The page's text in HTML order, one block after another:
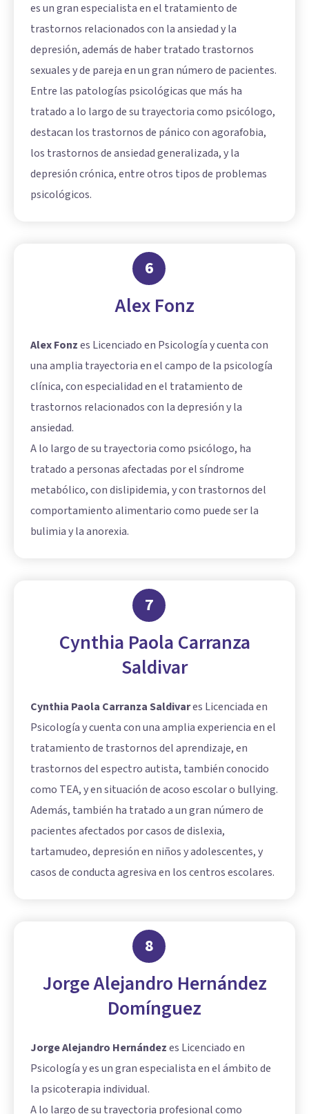
es un gran especialista en el tratamiento de
trastornos relacionados con la ansiedad y la
depresión, además de haber tratado trastornos
sexuales y de pareja en un gran número de pacientes.
Entre las patologías psicológicas que más ha
tratado a lo largo de su trayectoria como psicólogo,
destacan los trastornos de pánico con agorafobia,
los trastornos de ansiedad generalizada, y la
depresión crónica, entre otros tipos de problemas
psicológicos.
6
Alex Fonz
Alex Fonzes Licenciado en Psicología y cuenta con
una amplia trayectoria en el campo de la psicología
clínica, con especialidad en el tratamiento de
trastornos relacionados con la depresión y la
ansiedad.
A lo largo de su trayectoria como psicólogo, ha
tratado a personas afectadas por el síndrome
metabólico, con dislipidemia, y con trastornos del
comportamiento alimentario como puede ser la
bulimia y la anorexia.
7
Cynthia Paola Carranza
Saldivar
Cynthia Paola Carranza Saldivares Licenciada en
Psicología y cuenta con una amplia experiencia en el
tratamiento de trastornos del aprendizaje, en
trastornos del espectro autista, también conocido
como TEA, y en situación de acoso escolar o bullying.
Además, también ha tratado a un gran número de
pacientes afectados por casos de dislexia,
tartamudeo, depresión en niños y adolescentes, y
casos de conducta agresiva en los centros escolares.
8
Jorge Alejandro Hernández
Domínguez
Jorge Alejandro Hernándezes Licenciado en
Psicología y es un gran especialista en el ámbito de
la psicoterapia individual.
A lo largo de su trayectoria profesional como